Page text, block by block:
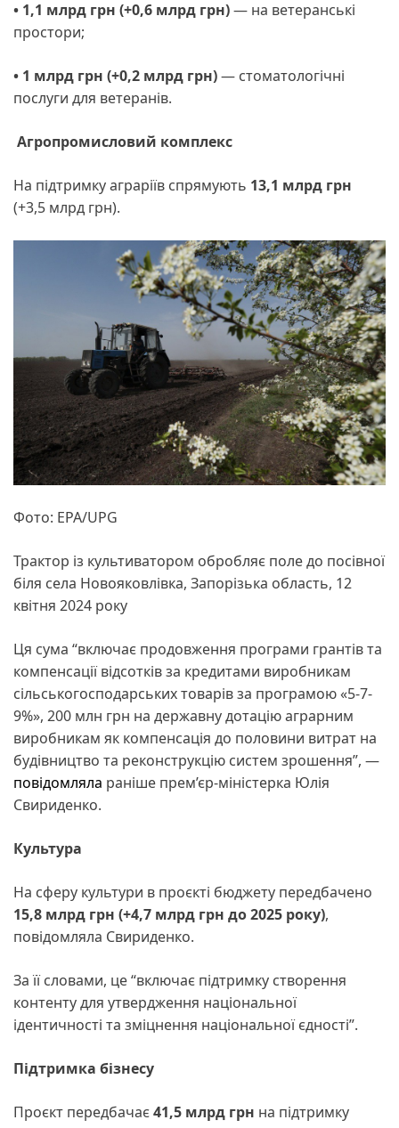
• 1,1 млрд грн (+0,6 млрд грн)— на ветеранські
простори;
• 1 млрд грн (+0,2 млрд грн)— стоматологічні
послуги для ветеранів.
Агропромисловий комплекс
На підтримку аграріїв спрямують 13,1 млрд грн
(+3,5 млрд грн).
Фото: EPA/UPG
Трактор із культиватором обробляє поле до посівної
біля села Новояковлівка, Запорізька область, 12
квітня 2024 року
Ця сума “включає продовження програми грантів та
компенсації відсотків за кредитами виробникам
сільськогосподарських товарів за програмою «5-7-
9%», 200 млн грн на державну дотацію аграрним
виробникам як компенсація до половини витрат на
будівництво та реконструкцію систем зрошення”, —
повідомляла раніше прем’єр-міністерка Юлія
Свириденко.
Культура
На сферу культури в проєкті бюджету передбачено
15,8 млрд грн (+4,7 млрд грн до 2025 року),
повідомляла Свириденко.
За її словами, це “включає підтримку створення
контенту для утвердження національної
ідентичності та зміцнення національної єдності”.
Підтримка бізнесу
Проєкт передбачає41,5 млрд грн на підтримку